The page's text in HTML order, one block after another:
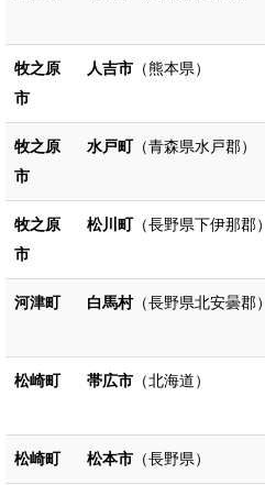
牧之原
市
人吉市 （熊本県）
牧之原
市
水戸町 （青森県水戸郡）
牧之原
市
松川町 （長野県下伊那郡）
河津町 白馬村（長野県北安曇郡）
松崎町 帯広市 （北海道）
松崎町 松本市 （長野県）